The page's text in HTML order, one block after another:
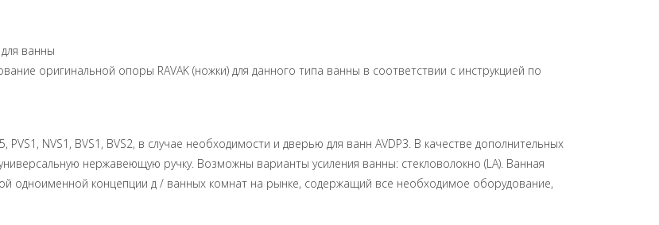
ванны
оригинальной опоры RAVAK (ножки) для данного типа ванны в соответствии с инструкцией по
NVS1, BVS1, BVS2, в случае необходимости и дверью для ванн AVDP3. В качестве дополнительных
нержавеющую ручку. Возможны варианты усиления ванны: стекловолокно (LA). Ванная
одноименной концепции д / ванных комнат на рынке, содержащий все необходимое оборудование,